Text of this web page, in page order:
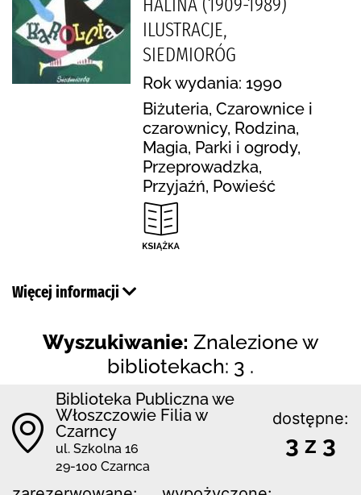
ILUSTRACJE,
SIEDMIORÓG
Rok wydania: 1990
Biżuteria, Czarownice i
czarownicy, Rodzina,
Magia, Parki i ogrody,
Przeprowadzka,
Przyjaźń, Powieść
Więcej informacji
Wyszukiwanie: Znalezione w
bibliotekach: 3 .
Biblioteka Publiczna we
Włoszczowie Filia w
Czarncy
ul. Szkolna 16
29-100 Czarnca
dostępne:
3 z 3